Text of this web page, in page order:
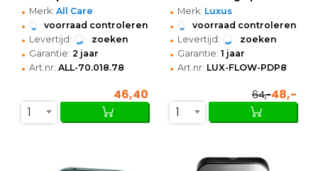
460x425x910(h)mm
• Merk: All Care
• voorraad controleren
• Levertijd: zoeken
• Garantie: 2 jaar
• Art.nr: ALL-70.018.78
46,40
1
270x120x210(h)mm
• Merk: Luxus
• voorraad controleren
• Levertijd: zoeken
• Garantie: 1 jaar
• Art.nr: LUX-FLOW-PDP8
64,-48,-
1